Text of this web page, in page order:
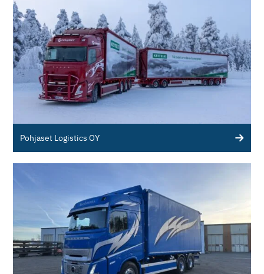
Pohjaset Logistics OY